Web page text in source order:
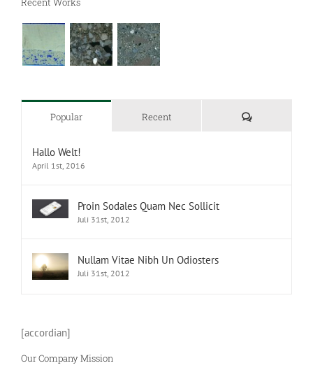
Popular Recent Kommentare
Hallo Welt!
April 1st, 2016
Proin Sodales Quam Nec Sollicit
Juli 31st, 2012
Nullam Vitae Nibh Un Odiosters
Juli 31st, 2012
[accordian]
Our Company Mission